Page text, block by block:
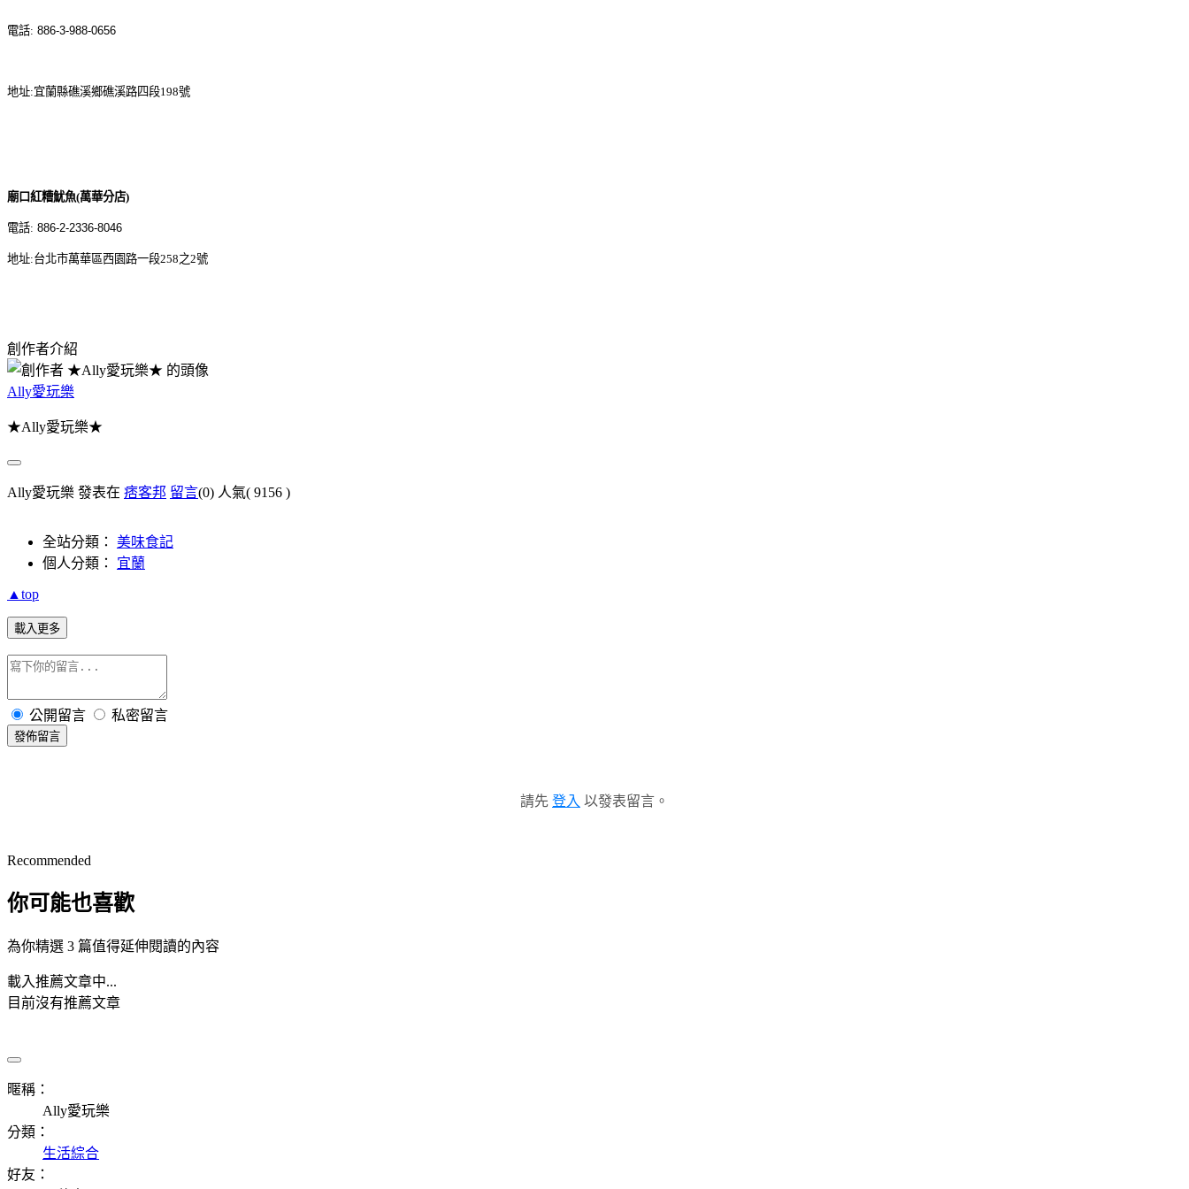
電話: 886-3-988-0656
地址:宜蘭縣礁溪鄉礁溪路四段198號
廟口紅糟魷魚(萬華分店)
電話: 886-2-2336-8046
地址:台北市萬華區西園路一段258之2號
創作者介紹
Ally愛玩樂
★Ally愛玩樂★
Ally愛玩樂 發表在 痞客邦 留言(0) 人氣( 9156 )
全站分類： 美味食記
個人分類： 宜蘭
▲top
載入更多
公開留言 私密留言
發佈留言
請先 登入 以發表留言。
Recommended
你可能也喜歡
為你精選 3 篇值得延伸閱讀的內容
載入推薦文章中...
目前沒有推薦文章
暱稱：
Ally愛玩樂
分類：
生活綜合
好友：